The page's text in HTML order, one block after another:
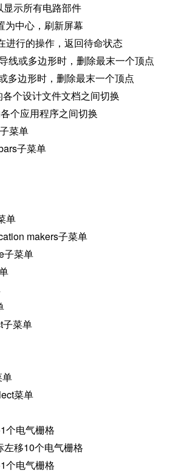
示所有电路部件
中心，刷新屏幕
行的操作，返回待命状态
或多边形时，删除最末一个顶点
边形时，删除最末一个顶点
个设计文件文档之间切换
个应用程序之间切换
菜单
子菜单
单
makers子菜单
菜单
菜单
菜单
电气栅格
移10个电气栅格
电气栅格